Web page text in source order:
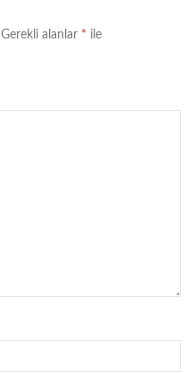
Gerekli alanlar * ile